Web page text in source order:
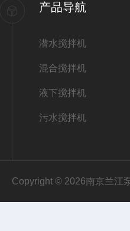
产品导航
潜水搅拌机
混合搅拌机
液下搅拌机
污水搅拌机
Copyright © 2026南京兰江